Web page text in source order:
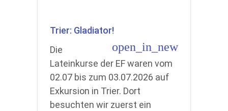
Trier: Gladiator!
open_in_new
Die
Lateinkurse der EF waren vom
02.07 bis zum 03.07.2026 auf
Exkursion in Trier. Dort
besuchten wir zuerst ein